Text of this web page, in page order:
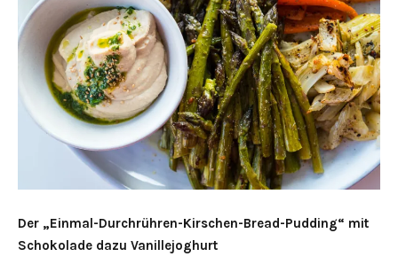
Der „Einmal-Durchrühren-Kirschen-Bread-Pudding“ mit
Schokolade dazu Vanillejoghurt